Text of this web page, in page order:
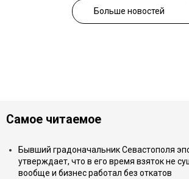
Больше новостей
Самое читаемое
Бывший градоначальник Севастополя
утверждает, что в его время взяток не
вообще и бизнес работал без откатов